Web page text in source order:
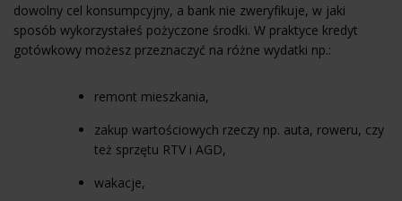
dowolny cel konsumpcyjny, a bank nie zweryfikuje, w jaki
sposób wykorzystałeś pożyczone środki. W praktyce kredyt
gotówkowy możesz przeznaczyć na różne wydatki np.:
remont mieszkania,
zakup wartościowych rzeczy np. auta, roweru, czy
też sprzętu RTV i AGD,
wakacje,